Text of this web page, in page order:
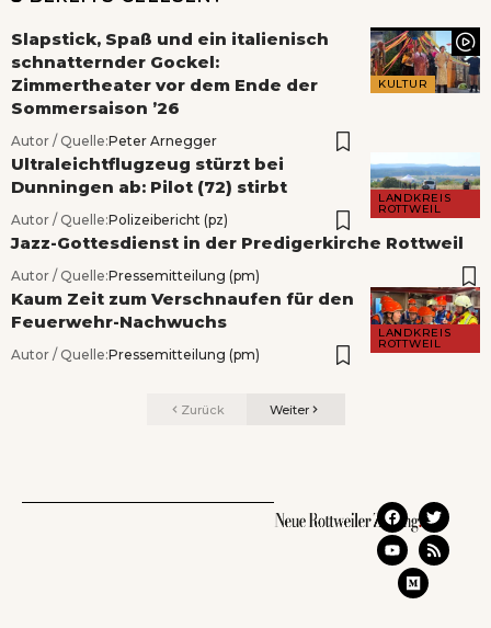
KULTUR
Slapstick, Spaß und ein italienisch
schnatternder Gockel:
Zimmertheater vor dem Ende der
Sommersaison ’26
Autor / Quelle:Peter Arnegger
LANDKREIS
ROTTWEIL
Ultraleichtflugzeug stürzt bei
Dunningen ab: Pilot (72) stirbt
Autor / Quelle:Polizeibericht (pz)
Jazz-Gottesdienst in der Predigerkirche Rottweil
Autor / Quelle:Pressemitteilung (pm)
LANDKREIS
ROTTWEIL
Kaum Zeit zum Verschnaufen für den
Feuerwehr-Nachwuchs
Autor / Quelle:Pressemitteilung (pm)
Zurück Weiter